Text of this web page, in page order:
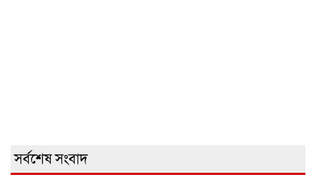
সর্বশেষ সংবাদ